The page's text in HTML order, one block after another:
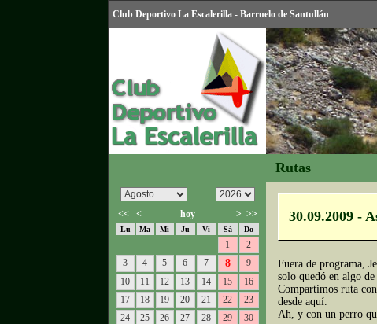
Club Deportivo La Escalerilla - Barruelo de Santullán
Rutas
<< < hoy > >>
Lu Ma Mi Ju Vi Sá Do
1
2
3
4 5 6 7 8
9
10
11 12 13 14 15
16
17
18 19 20 21 22
23
24
25 26 27 28 29
30
30.09.2009 -
Fuera de programa,
solo quedó en algo
Compartimos ruta
desde aquí.
Ah, y con un perro